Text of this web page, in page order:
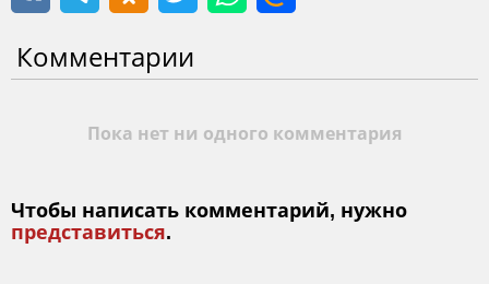
Комментарии
Пока нет ни одного комментария
Чтобы написать комментарий, нужно
представиться.